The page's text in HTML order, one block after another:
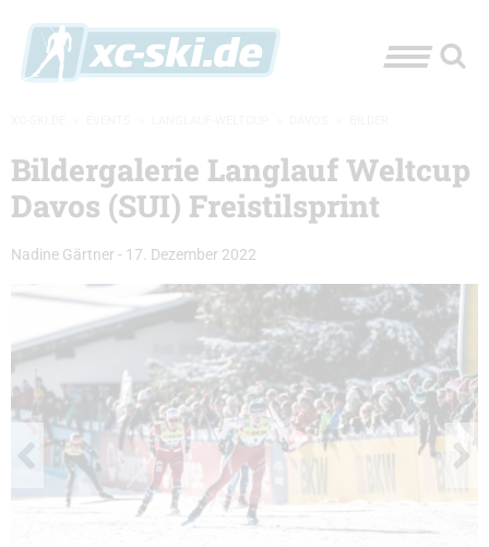
Bildergalerie Langlauf Weltcup
Davos (SUI) Freistilsprint
Nadine Gärtner - 17. Dezember 2022